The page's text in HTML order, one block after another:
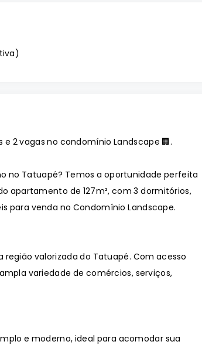
)
2 vagas no condomínio Landscape 🏢.
no Tatuapé? Temos a oportunidade perfeita
apartamento de 127m², com 3 dormitórios,
para venda no Condomínio Landscape.
valorizada do Tatuapé. Com acesso
variedade de comércios, serviços,
e moderno, ideal para acomodar sua